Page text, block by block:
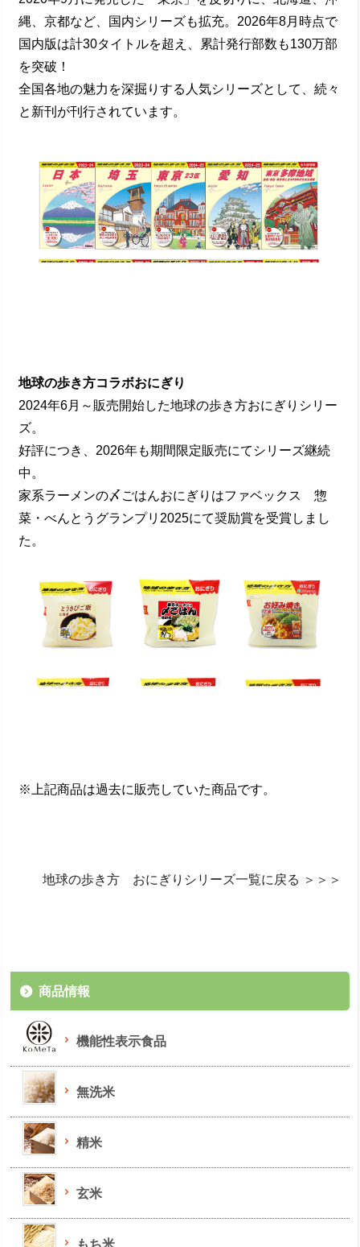
縄、京都など、国内シリーズも拡充。2026年8月時点で
国内版は計30タイトルを超え、累計発行部数も130万部
を突破！
全国各地の魅力を深掘りする人気シリーズとして、続々
と新刊が刊行されています。
地球の歩き方コラボおにぎり
2024年6月～販売開始した地球の歩き方おにぎりシリー
ズ。
好評につき、2026年も期間限定販売にてシリーズ継続
中。
家系ラーメンの〆ごはんおにぎりはファベックス 惣
菜・べんとうグランプリ2025にて奨励賞を受賞しまし
た。
※上記商品は過去に販売していた商品です。
地球の歩き方 おにぎりシリーズ一覧に戻る ＞＞＞
商品情報
機能性表示食品
無洗米
精米
玄米
もち米